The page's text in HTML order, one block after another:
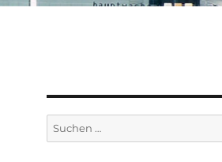
Suche
nach: